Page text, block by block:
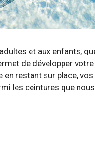
et aux enfants,
de développer
restant sur place,
les ceintures que